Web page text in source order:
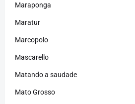
Maraponga
Maratur
Marcopolo
Mascarello
Matando a saudade
Mato Grosso